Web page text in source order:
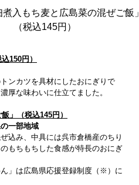
煮入もち麦と広島菜の混ぜご飯」
（税込145円）
150円）
ンカツを具材にしたおにぎりで
厚な味わいに仕立てました。
」（税込145円）
一部地域
込み、中具には呉市倉橋産のちり
もちもちした食感が特長のおにぎ
」は広島県応援登録制度（※）に